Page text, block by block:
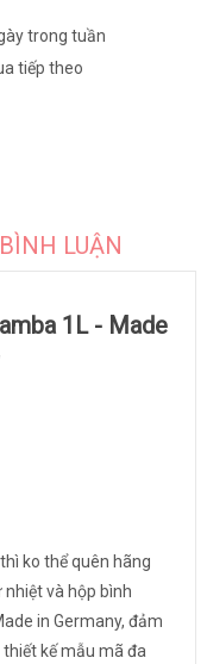
trong tuần
tiếp theo
BÌNH LUẬN
1L - Made
ko thể quên hãng
và hộp bình
in Germany, đảm
kế mẫu mã đa